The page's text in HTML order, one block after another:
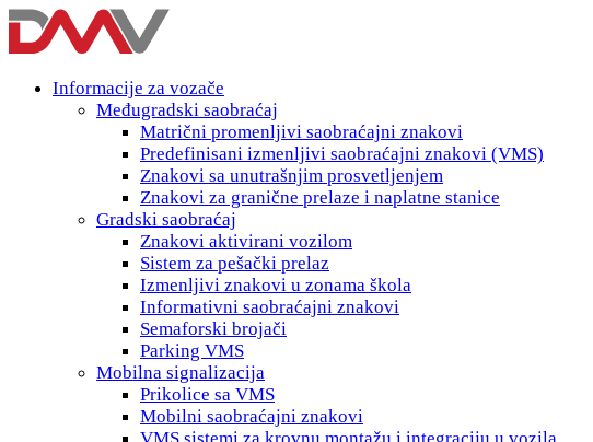
Informacije za vozače
Međugradski saobraćaj
Matrični promenljivi saobraćajni znakovi
Predefinisani izmenljivi saobraćajni znakovi (VMS)
Znakovi sa unutrašnjim prosvetljenjem
Znakovi za granične prelaze i naplatne stanice
Gradski saobraćaj
Znakovi aktivirani vozilom
Sistem za pešački prelaz
Izmenljivi znakovi u zonama škola
Informativni saobraćajni znakovi
Semaforski brojači
Parking VMS
Mobilna signalizacija
Prikolice sa VMS
Mobilni saobraćajni znakovi